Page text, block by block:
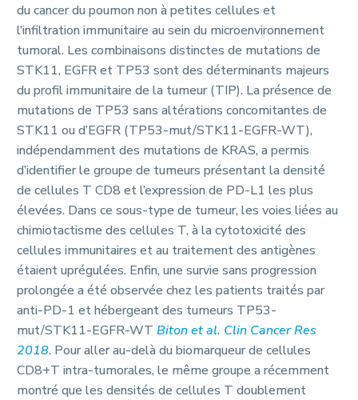
du cancer du poumon non à petites cellules et
l’infiltration immunitaire au sein du microenvironnement
tumoral. Les combinaisons distinctes de mutations de
STK11, EGFR et TP53 sont des déterminants majeurs
du profil immunitaire de la tumeur (TIP). La présence de
mutations de TP53 sans altérations concomitantes de
STK11 ou d’EGFR (TP53-mut/STK11-EGFR-WT),
indépendamment des mutations de KRAS, a permis
d’identifier le groupe de tumeurs présentant la densité
de cellules T CD8 et l’expression de PD-L1 les plus
élevées. Dans ce sous-type de tumeur, les voies liées au
chimiotactisme des cellules T, à la cytotoxicité des
cellules immunitaires et au traitement des antigènes
étaient uprégulées. Enfin, une survie sans progression
prolongée a été observée chez les patients traités par
anti-PD-1 et hébergeant des tumeurs TP53-
mut/STK11-EGFR-WT Biton et al. Clin Cancer Res
2018. Pour aller au-delà du biomarqueur de cellules
CD8+T intra-tumorales, le même groupe a récemment
montré que les densités de cellules T doublement